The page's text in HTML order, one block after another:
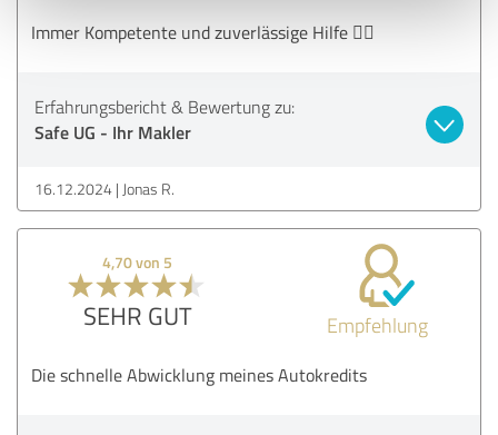
Immer Kompetente und zuverlässige Hilfe 👍🏻
Erfahrungsbericht & Bewertung zu:
Safe UG - Ihr Makler
16.12.2024 Jonas R.
4,70 von 5
SEHR GUT Empfehlung
Die schnelle Abwicklung meines Autokredits